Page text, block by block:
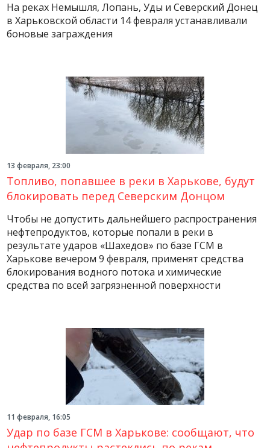
На реках Немышля, Лопань, Уды и Северский Донец
в Харьковской области 14 февраля устанавливали
боновые заграждения
13 февраля, 23:00
Топливо, попавшее в реки в Харькове, будут
блокировать перед Северским Донцом
Чтобы не допустить дальнейшего распространения
нефтепродуктов, которые попали в реки в
результате ударов «Шахедов» по базе ГСМ в
Харькове вечером 9 февраля, применят средства
блокирования водного потока и химические
средства по всей загрязненной поверхности
11 февраля, 16:05
Удар по базе ГСМ в Харькове: сообщают, что